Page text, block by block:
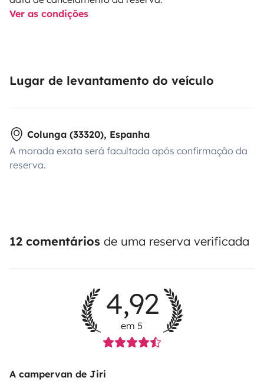
Ver as condições
Lugar de levantamento do veículo
Colunga (33320), Espanha
A morada exata será facultada após confirmação da
reserva.
12 comentários de uma reserva verificada
4,92
em 5
A campervan de Jiri